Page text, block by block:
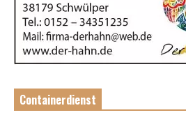
Containerdienst